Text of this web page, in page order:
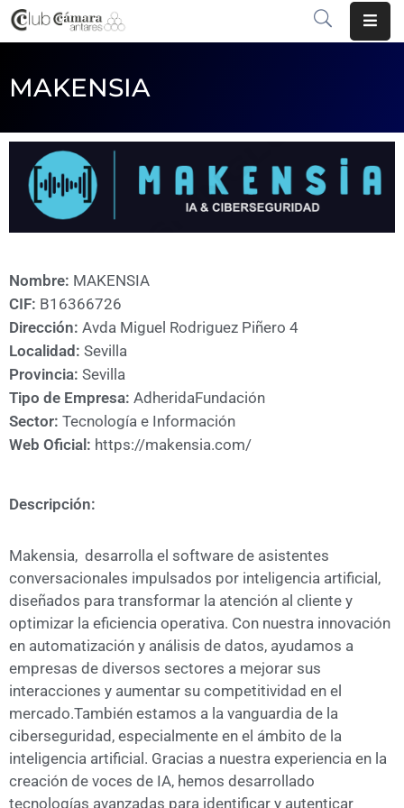
INICIO
ES?
CENTRO
DE
NEGOCIOS
COMUNICACIÓN
EMPRESAS
VOLVER
CÁMARA
MAKENSIA
Nombre: MAKENSIA
CIF: B16366726
Dirección: Avda Miguel Rodriguez Piñero 4
Localidad: Sevilla
Provincia: Sevilla
Tipo de Empresa: AdheridaFundación
Sector: Tecnología e Información
Web Oficial: https://makensia.com/
Descripción:
Makensia, desarrolla el software de asistentes
conversacionales impulsados por inteligencia artificial,
diseñados para transformar la atención al cliente y
optimizar la eficiencia operativa. Con nuestra innovación
en automatización y análisis de datos, ayudamos a
empresas de diversos sectores a mejorar sus
interacciones y aumentar su competitividad en el
mercado.También estamos a la vanguardia de la
ciberseguridad, especialmente en el ámbito de la
inteligencia artificial. Gracias a nuestra experiencia en la
creación de voces de IA, hemos desarrollado
tecnologías avanzadas para identificar y autenticar